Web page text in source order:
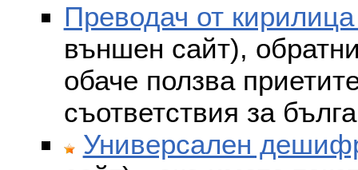
Преводач от
външен сайт),
обаче ползва
съответствия за
Универсален